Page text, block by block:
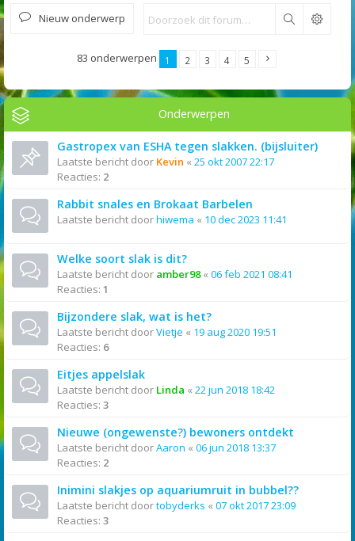
Nieuw onderwerp Zoek
83 onderwerpen 1 2 3 4 5
Onderwerpen
Gastropex van ESHA tegen slakken. (bijsluiter)
Laatste bericht door Kevin « 25 okt 2007 22:17
Reacties: 2
Rabbit snales en Brokaat Barbelen
Laatste bericht doorhiwema « 10 dec 2023 11:41
Welke soort slak is dit?
Laatste bericht door amber98« 06 feb 2021 08:41
Reacties: 1
Bijzondere slak, wat is het?
Laatste bericht doorVietje « 19 aug 2020 19:51
Reacties: 6
Eitjes appelslak
Laatste bericht door Linda « 22 jun 2018 18:42
Reacties: 3
Nieuwe (ongewenste?) bewoners ontdekt
Laatste bericht doorAaron « 06 jun 2018 13:37
Reacties: 2
Inimini slakjes op aquariumruit in bubbel??
Laatste bericht doortobyderks « 07 okt 2017 23:09
Reacties: 3